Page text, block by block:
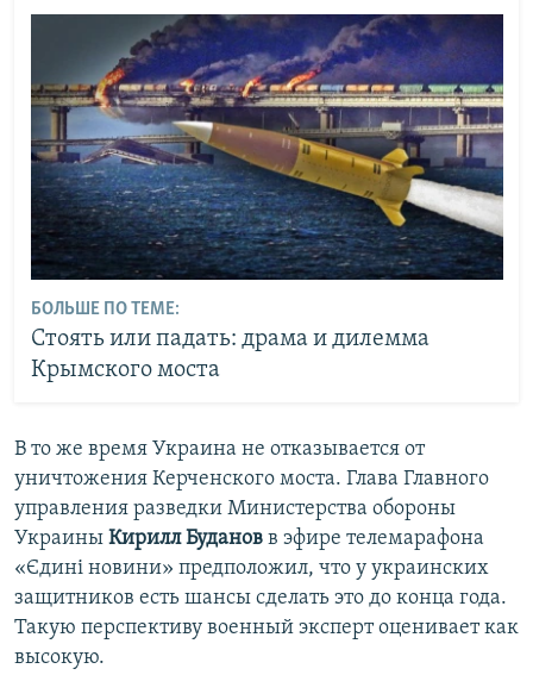
БОЛЬШЕ ПО ТЕМЕ:
Стоять или падать: драма и дилемма
Крымского моста
В то же время Украина не отказывается от
уничтожения Керченского моста. Глава Главного
управления разведки Министерства обороны
Украины Кирилл Буданов в эфире телемарафона
«Єдині новини» предположил, что у украинских
защитников есть шансы сделать это до конца года.
Такую перспективу военный эксперт оценивает как
высокую.